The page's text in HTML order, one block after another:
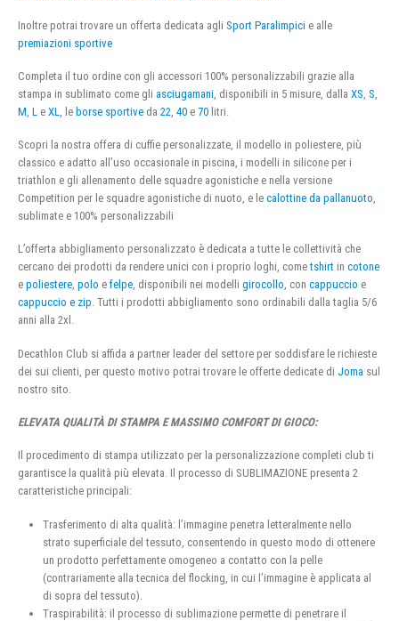
Inoltre potrai trovare un offerta dedicata agli Sport Paralimpici e alle
premiazioni sportive
Completa il tuo ordine con gli accessori 100% personalizzabili grazie alla
stampa in sublimato come gli asciugamani , disponibili in 5 misure, dalla XS S
M L e XL , le borse sportive da 22 40 e 70 litri.
Scopri la nostra offera di cuffie personalizzate, il modello in poliestere, più
classico e adatto all’uso occasionale in piscina, i modelli in silicone per i
triathlon e gli allenamento delle squadre agonistiche e nella versione
Competition per le squadre agonistiche di nuoto, e le calottine da pallanuoto,
sublimate e 100% personalizzabili
L’offerta abbigliamento personalizzato è dedicata a tutte le collettività che
cercano dei prodotti da rendere unici con i proprio loghi, cometshirt in cotone
e poliestere, polo e felpe, disponibili nei modelli girocollo, con cappuccio e
cappuccio e zip. Tutti i prodotti abbigliamento sono ordinabili dalla taglia 5/6
anni alla 2xl.
Decathlon Club si affida a partner leader del settore per soddisfare le richieste
dei sui clienti, per questo motivo potrai trovare le offerte dedicate di Joma sul
nostro sito.
ELEVATA QUALITÀ DI STAMPA E MASSIMO COMFORT DI GIOCO:
Il procedimento di stampa utilizzato per la personalizzazione completi club ti
garantisce la qualità più elevata. Il processo di SUBLIMAZIONE presenta 2
caratteristiche principali:
Trasferimento di alta qualità: l’immagine penetra letteralmente nello
strato superficiale del tessuto, consentendo in questo modo di ottenere
un prodotto perfettamente omogeneo a contatto con la pelle
(contrariamente alla tecnica del flocking, in cui l’immagine è applicata al
di sopra del tessuto).
Traspirabilità: il processo di sublimazione permette di penetrare il